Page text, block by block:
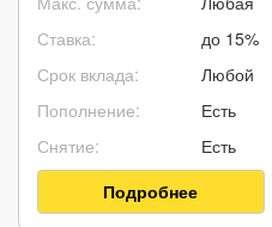
Ставка:
Срок вклада:
Пополнение:
Снятие:
до 15%
Любой
Есть
Есть
Подробнее